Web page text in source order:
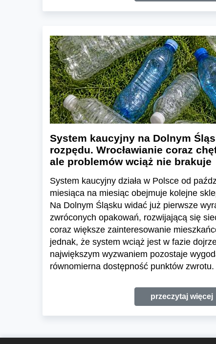
System kaucyjny na Dolnym
rozpędu. Wrocławianie coraz
ale problemów wciąż nie brakuje
System kaucyjny działa w Polsce od
miesiąca na miesiąc obejmuje kolejne
Na Dolnym Śląsku widać już pierwsze
zwróconych opakowań, rozwijającą się
coraz większe zainteresowanie
jednak, że system wciąż jest w fazie
największym wyzwaniem pozostaje
równomierna dostępność punktów zwrotu.
przeczytaj więcej